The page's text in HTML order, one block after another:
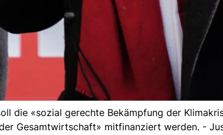
die «sozial gerechte Bekämpfung der
Gesamtwirtschaft» mitfinanziert werden. -